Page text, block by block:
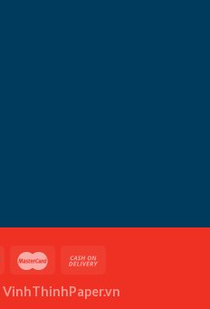
VinhThinhPaper.vn